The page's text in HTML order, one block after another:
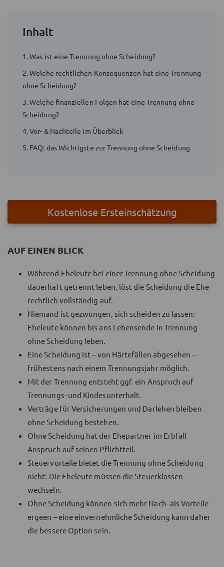
Inhalt
1. Was ist eine Trennung ohne Scheidung?
2. Welche rechtlichen Konsequenzen hat eine Trennung
ohne Scheidung?
3. Welche finanziellen Folgen hat eine Trennung ohne
Scheidung?
4. Vor- & Nachteile im Überblick
5. FAQ: das Wichtigste zur Trennung ohne Scheidung
Kostenlose Ersteinschätzung
AUF EINEN BLICK
Während Eheleute bei einer Trennung ohne Scheidung
dauerhaft getrennt leben, löst die Scheidung die Ehe
rechtlich vollständig auf.
Niemand ist gezwungen, sich scheiden zu lassen:
Eheleute können bis ans Lebensende in Trennung
ohne Scheidung leben.
Eine Scheidung ist – von Härtefällen abgesehen –
frühestens nach einem Trennungsjahr möglich.
Mit der Trennung entsteht ggf. ein Anspruch auf
Trennungs- und Kindesunterhalt.
Verträge für Versicherungen und Darlehen bleiben
ohne Scheidung bestehen.
Ohne Scheidung hat der Ehepartner im Erbfall
Anspruch auf seinen Pflichtteil.
Steuervorteile bietet die Trennung ohne Scheidung
nicht: Die Eheleute müssen die Steuerklassen
wechseln.
Ohne Scheidung können sich mehr Nach- als Vorteile
ergeen – eine einvernehmliche Scheidung kann daher
die bessere Option sein.